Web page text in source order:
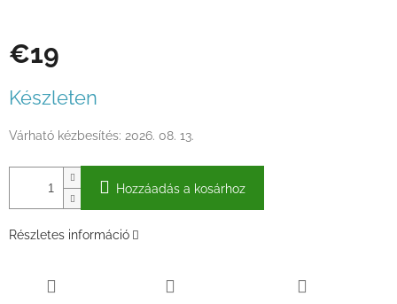
€19
Készleten
Várható kézbesítés: 2026. 08. 13.
Hozzáadás a kosárhoz
Részletes információ